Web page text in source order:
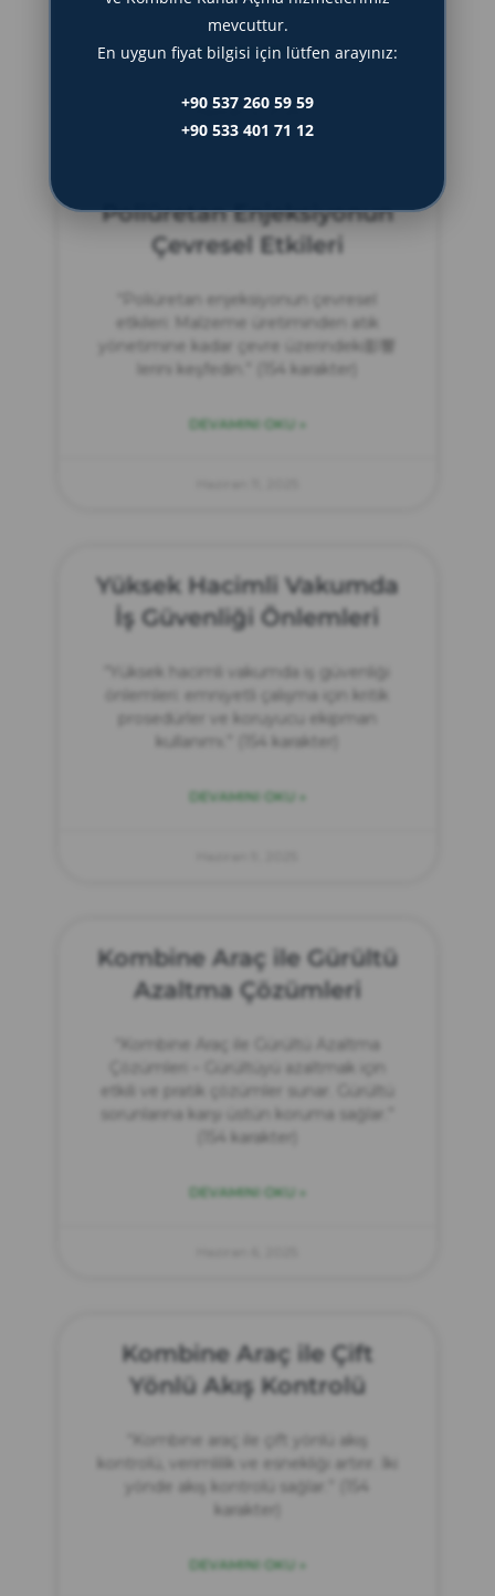
DEVAMINI OKU »
Haziran 12, 2025
Poliüretan Enjeksiyonun
Çevresel Etkileri
“Poliüretan enjeksiyonun çevresel
etkileri: Malzeme üretiminden atık
yönetimine kadar çevre üzerindeki影響
lerini keşfedin.” (154 karakter)
DEVAMINI OKU »
Yüksek Hacimli Vakumda
İş Güvenliği Önlemleri
“Yüksek hacimli vakumda iş güvenliği
önlemleri: emniyetli çalışma için kritik
prosedürler ve koruyucu ekipman
kullanımı.” (154 karakter)
DEVAMINI OKU »
Kombine Araç ile Gürültü
Azaltma Çözümleri
“Kombine Araç ile Gürültü Azaltma
Çözümleri – Gürültüyü azaltmak için
etkili ve pratik çözümler sunar. Gürültü
sorunlarına karşı üstün koruma sağlar.”
(154 karakter)
DEVAMINI OKU »
Kombine Araç ile Çift
Yönlü Akış Kontrolü
“Kombine araç ile çift yönlü akış
kontrolü, verimlilik ve esnekliği artırır. İki
yönde akış kontrolü sağlar.” (154
karakter)
DEVAMINI OKU »
mevcuttur.
En uygun fiyat bilgisi için lütfen arayınız:
+90 537 260 59 59
+90 533 401 71 12